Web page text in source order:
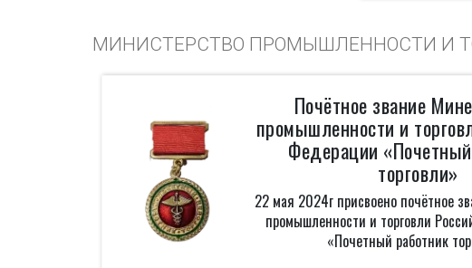
МИНИСТЕРСТВО ПРОМЫШЛЕННОСТИ И
Почётное звание
промышленности и
Федерации
торговли»
22 мая 2024г присвоено почётное
промышленности и торговли
«Почетный работник